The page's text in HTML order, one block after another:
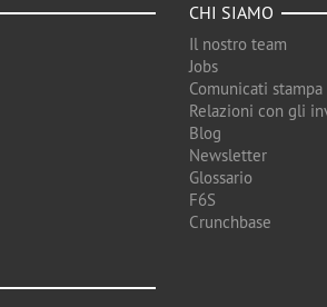
CHI SIAMO
Il nostro team
Jobs
Comunicati stampa
Relazioni con gli
Blog
Newsletter
Glossario
F6S
Crunchbase